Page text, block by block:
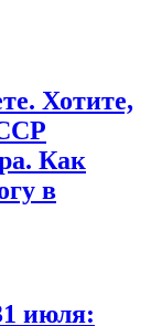
Хотите,
Как
в
июля: